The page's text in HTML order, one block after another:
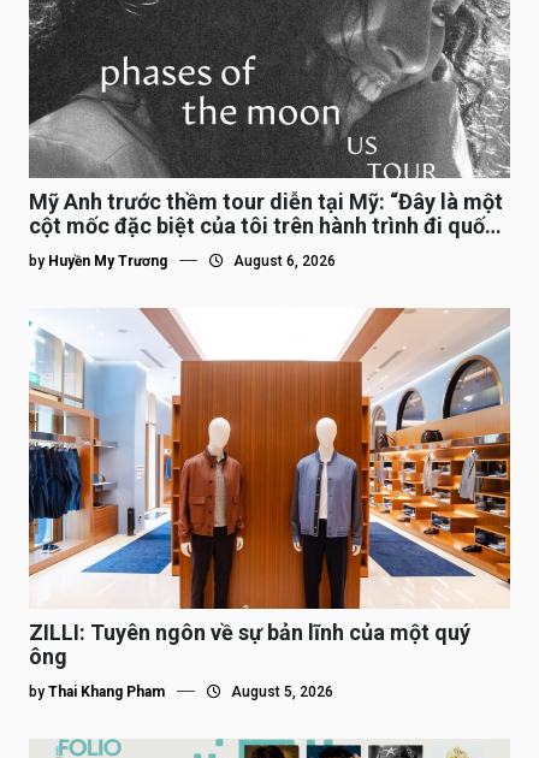
Mỹ Anh trước thềm tour diễn tại Mỹ: “Đây là một
cột mốc đặc biệt của tôi trên hành trình đi quốc
tế”
by Huyền My Trương August 6, 2026
ZILLI: Tuyên ngôn về sự bản lĩnh của một quý
ông
by Thai Khang Pham August 5, 2026